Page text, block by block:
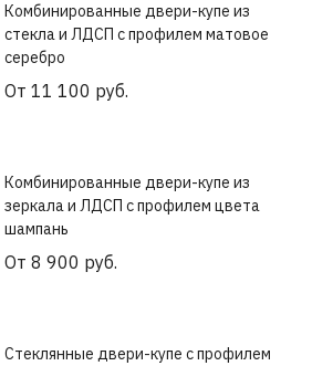
Комбинированные двери-купе из
стекла и ЛДСП с профилем матовое
серебро
От 11 100 руб.
Комбинированные двери-купе из
зеркала и ЛДСП с профилем цвета
шампань
От 8 900 руб.
Стеклянные двери-купе с профилем